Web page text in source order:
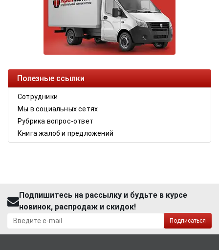
Полезные ссылки
Сотрудники
Мы в социальных сетях
Рубрика вопрос-ответ
Книга жалоб и предложений
Подпишитесь на рассылку и будьте в курсе
новинок, распродаж и скидок!
Подписаться